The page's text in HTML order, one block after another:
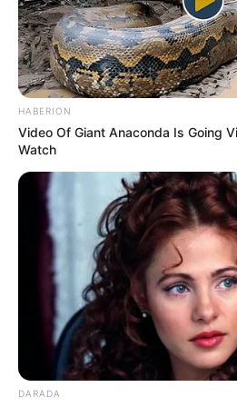
TEMAS RELACIONADOS
ALERTA PAISA EMERGENCIA
SABANETA
MANTÉNGASE EN
Tenemos todas las
interesan. Para
favor, active las
ACTIVAR AHORA
HABERION
Video Of Giant Anaconda Is Going
Watch
DARADA